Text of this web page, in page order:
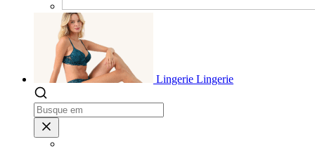
Lingerie Lingerie